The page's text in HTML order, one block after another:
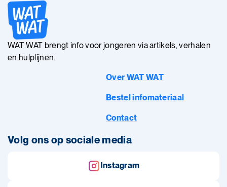
WAT WAT brengt info voor jongeren via artikels, verhalen
en hulplijnen.
Over WAT WAT
Bestel infomateriaal
Contact
Volg ons op sociale media
Instagram